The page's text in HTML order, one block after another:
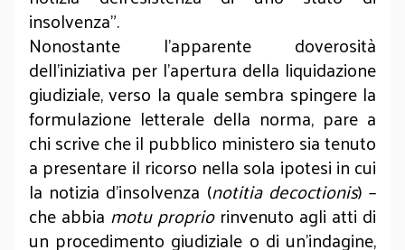
insolvenza”.
Nonostante l’apparente doverosità
dell’iniziativa per l’apertura della liquidazione
giudiziale, verso la quale sembra spingere la
formulazione letterale della norma, pare a
chi scrive che il pubblico ministero sia tenuto
a presentare il ricorso nella sola ipotesi in cui
la notizia d’insolvenza (notitia decoctionis) –
che abbia motu propriorinvenuto agli atti di
un procedimento giudiziale o di un’indagine,